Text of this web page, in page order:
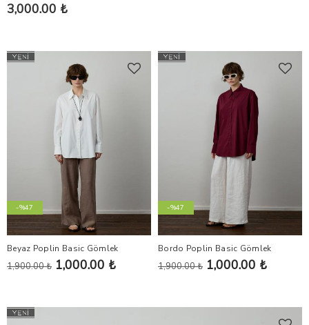
3,000.00 ₺
-%47
Beyaz Poplin Basic Gömlek
1,900.00 ₺ 1,000.00 ₺
-%47
Bordo Poplin Basic Gömlek
1,900.00 ₺ 1,000.00 ₺